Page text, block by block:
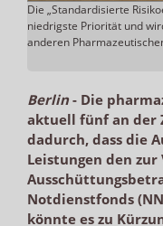
Die „Standardisierte
niedrigste Priorität und
anderen
Berlin- Die
aktuell fünf an der
dadurch, dass die
Leistungen den
Notdienstfonds
könnte es zu